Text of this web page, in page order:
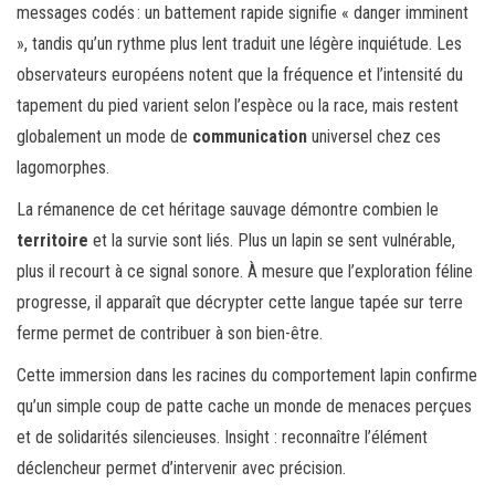
messages codés : un battement rapide signifie « danger imminent
», tandis qu’un rythme plus lent traduit une légère inquiétude. Les
observateurs européens notent que la fréquence et l’intensité du
tapement du pied varient selon l’espèce ou la race, mais restent
globalement un mode de communication universel chez ces
lagomorphes.
La rémanence de cet héritage sauvage démontre combien le
territoire et la survie sont liés. Plus un lapin se sent vulnérable,
plus il recourt à ce signal sonore. À mesure que l’exploration féline
progresse, il apparaît que décrypter cette langue tapée sur terre
ferme permet de contribuer à son bien-être.
Cette immersion dans les racines du comportement lapin confirme
qu’un simple coup de patte cache un monde de menaces perçues
et de solidarités silencieuses. Insight : reconnaître l’élément
déclencheur permet d’intervenir avec précision.